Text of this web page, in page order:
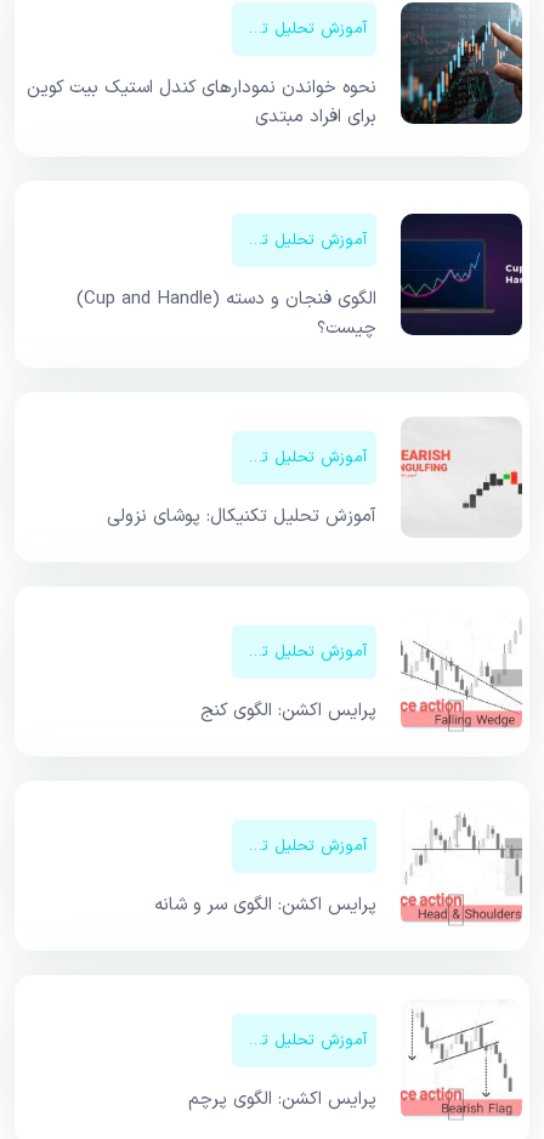
آموزش تحلیل تکنیکال
نحوه خواندن نمودارهای کندل استیک بیت کوین
برای افراد مبتدی
آموزش تحلیل تکنیکال
الگوی فنجان و دسته (Cup and Handle)
چیست؟
آموزش تحلیل تکنیکال
آموزش تحلیل تکنیکال: پوشای نزولی
آموزش تحلیل تکنیکال
پرایس اکشن: الگوی کنج
آموزش تحلیل تکنیکال
پرایس اکشن: الگوی سر و شانه
آموزش تحلیل تکنیکال
پرایس اکشن: الگوی پرچم